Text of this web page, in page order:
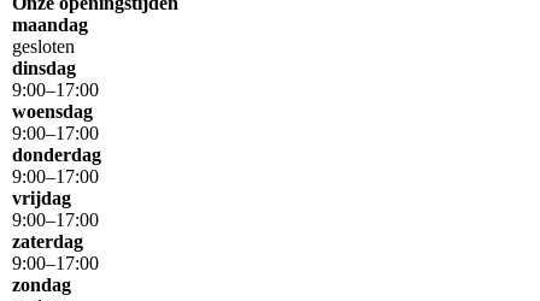
maandag
gesloten
dinsdag
9:00–17:00
woensdag
9:00–17:00
donderdag
9:00–17:00
vrijdag
9:00–17:00
zaterdag
9:00–17:00
zondag